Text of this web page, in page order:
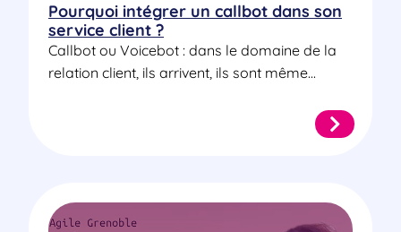
Pourquoi intégrer un callbot dans son
service client ?
Callbot ou Voicebot : dans le domaine de la
relation client, ils arrivent, ils sont même...